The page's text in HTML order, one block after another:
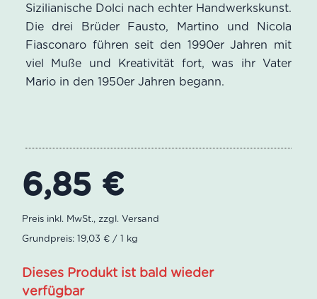
Sizilianische Dolci nach echter Handwerkskunst.
Die drei Brüder Fausto, Martino und Nicola
Fiasconaro führen seit den 1990er Jahren mit
viel Muße und Kreativität fort, was ihr Vater
Mario in den 1950er Jahren begann.
6,85 €
Grundpreis: 19,03 € / 1 kg
Dieses Produkt ist bald wieder
verfügbar